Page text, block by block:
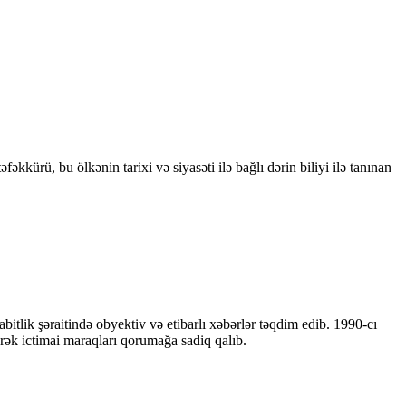
bu ölkənin tarixi və siyasəti ilə bağlı dərin biliyi ilə tanınan
şəraitində obyektiv və etibarlı xəbərlər təqdim edib. 1990-cı
ictimai maraqları qorumağa sadiq qalıb.